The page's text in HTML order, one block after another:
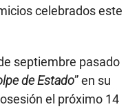
celebrados este
septiembre pasado
de Estado” en su
el próximo 14